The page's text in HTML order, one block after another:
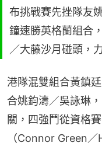
布挑戰賽先挫隊友
鐘速勝英格蘭組合
／大藤沙月碰頭，
港隊混雙組合黃鎮
合姚鈞濤／吳詠琳
關，四強鬥從資格
（Connor Green